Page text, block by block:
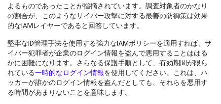
よるものであったことが指摘されています。調査対象者のかなり
の割合が、このようなサイバー攻撃に対する最善の防御策は効果
的なIAMレイヤーであると回答しています。
堅牢なID管理手法を使用する強力なIAMポリシーを適用すれば、サ
イバー犯罪者が企業のログイン情報を盗んで悪用することははる
かに困難になります。さらなる保護手順として、有効期間が限ら
れている一時的なログイン情報を使用してください。これは、ハ
ッカーが誰かのログイン情報を盗んだとしても、それらを悪用す
る時間があまりないことを意味します。